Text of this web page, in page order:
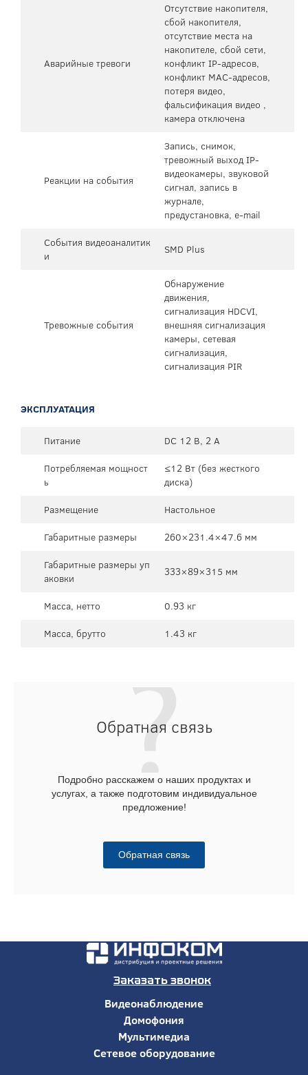
Аварийные тревоги
Отсутствие накопителя,
сбой накопителя,
отсутствие места на
накопителе, сбой сети,
конфликт IP-адресов,
конфликт MAC-адресов,
потеря видео,
фальсификация видео ,
камера отключена
Реакции на события
Запись, снимок,
тревожный выход IP-
видеокамеры, звуковой
сигнал, запись в
журнале,
предустановка, e-mail
События видеоаналитик
и
SMD Plus
Тревожные события
Обнаружение
движения,
сигнализация HDCVI,
внешняя сигнализация
камеры, сетевая
сигнализация,
сигнализация PIR
ЭКСПЛУАТАЦИЯ
Питание
DC 12 В, 2 А
Потребляемая мощност
ь
≤12 Вт (без жесткого
диска)
Размещение
Настольное
Габаритные размеры
260×231.4×47.6 мм
Габаритные размеры уп
аковки
333×89×315 мм
Масса, нетто
0.93 кг
Масса, брутто
1.43 кг
Обратная связь
Подробно расскажем о наших продуктах и
услугах, а также подготовим индивидуальное
предложение!
Обратная связь
Заказать звонок
Видеонаблюдение
Домофония
Мультимедиа
Сетевое оборудование